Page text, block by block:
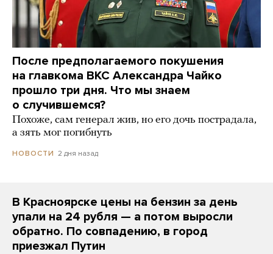
После предполагаемого покушения
на главкома ВКС Александра Чайко
прошло три дня. Что мы знаем
о случившемся?
Похоже, сам генерал жив, но его дочь пострадала,
а зять мог погибнуть
НОВОСТИ 2 дня назад
В Красноярске цены на бензин за день
упали на 24 рубля — а потом выросли
обратно. По совпадению, в город
приезжал Путин